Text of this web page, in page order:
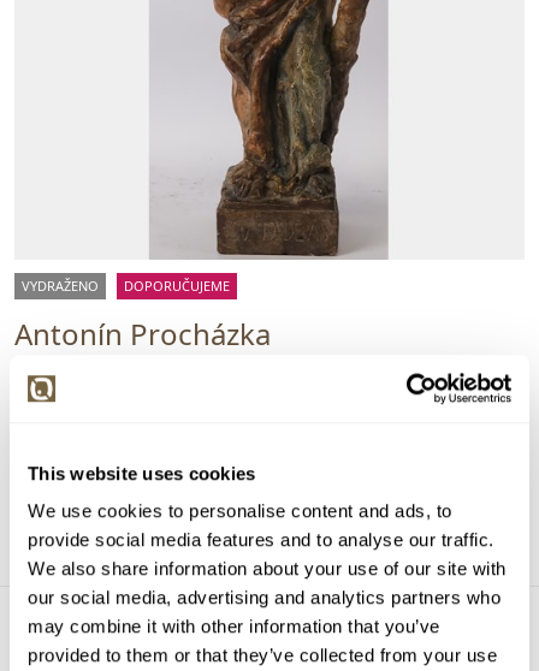
This website uses cookies
We use cookies to personalise content and ads, to
provide social media features and to analyse our traffic.
We also share information about your use of our site with
our social media, advertising and analytics partners who
may combine it with other information that you’ve
provided to them or that they’ve collected from your use
VYDRAŽENO DOPORUČUJEME
Antonín Procházka
Vyvolávací cena:
Dražba ukončena: 10.12.2023 20:12:15
Detail